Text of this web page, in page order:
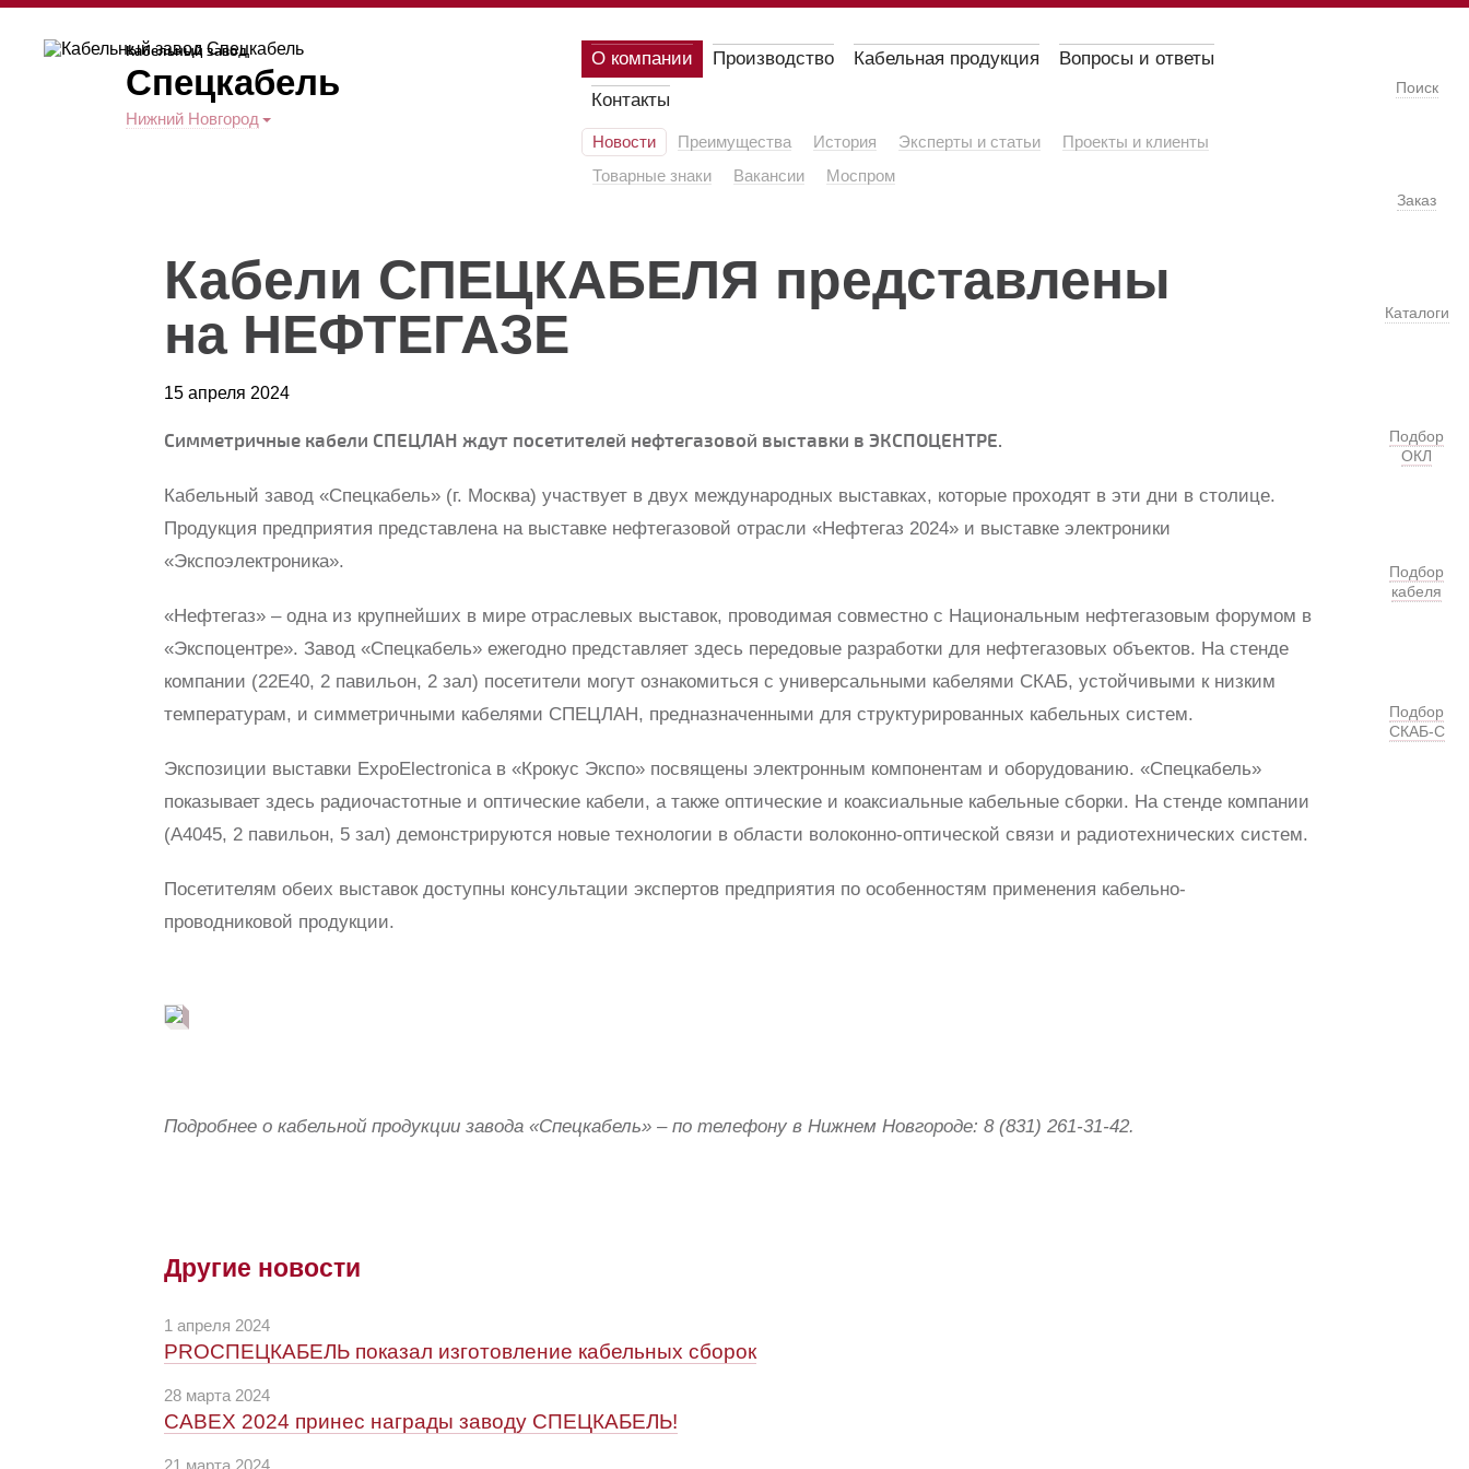
Кабельный завод
Спецкабель
Нижний Новгород
О компании Производство Кабельная продукция
Вопросы и ответы
Контакты
Новости Преимущества История Эксперты и статьи
Проекты и клиенты
Товарные знаки
Вакансии Моспром
Поиск
Заказ
Каталоги
Подбор
ОКЛ
Подбор
кабеля
Подбор
СКАБ-С
Кабели СПЕЦКАБЕЛЯ представлены
на НЕФТЕГАЗЕ
15 апреля 2024
Симметричные кабели СПЕЦЛАН ждут посетителей нефтегазовой выставки в ЭКСПОЦЕНТРЕ.
Кабельный завод «Спецкабель» (г. Москва) участвует в двух международных выставках, которые проходят в эти дни в столице.
Продукция предприятия представлена на выставке нефтегазовой отрасли «Нефтегаз 2024» и выставке электроники
«Экспоэлектроника».
«Нефтегаз» – одна из крупнейших в мире отраслевых выставок, проводимая совместно с Национальным нефтегазовым форумом в
«Экспоцентре». Завод «Спецкабель» ежегодно представляет здесь передовые разработки для нефтегазовых объектов. На стенде
компании (22E40, 2 павильон, 2 зал) посетители могут ознакомиться с универсальными кабелями СКАБ, устойчивыми к низким
температурам, и симметричными кабелями СПЕЦЛАН, предназначенными для структурированных кабельных систем.
Экспозиции выставки ExpoElectronica в «Крокус Экспо» посвящены электронным компонентам и оборудованию. «Спецкабель»
показывает здесь радиочастотные и оптические кабели, а также оптические и коаксиальные кабельные сборки. На стенде компании
(А4045, 2 павильон, 5 зал) демонстрируются новые технологии в области волоконно-оптической связи и радиотехнических систем.
Посетителям обеих выставок доступны консультации экспертов предприятия по особенностям применения кабельно-
проводниковой продукции.
Подробнее о кабельной продукции завода «Спецкабель» – по телефону в Нижнем Новгороде: 8 (831) 261-31-42.
Другие новости
1 апреля 2024
PROСПЕЦКАБЕЛЬ показал изготовление кабельных сборок
28 марта 2024
CABEX 2024 принес награды заводу СПЕЦКАБЕЛЬ!
21 марта 2024